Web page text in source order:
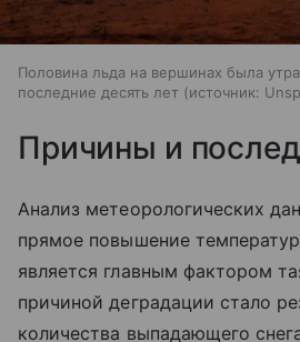
Половина льда на вершинах была
последние десять лет
источник:
Причины и
Анализ метеорологических
прямое повышение
является главным фактором
причиной деградации стало
количества выпадающего